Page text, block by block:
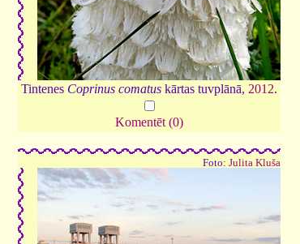
Tintenes Coprinus comatuskārtas tuvplānā, 2012.
Komentēt (0)
Foto: Julita Kluša